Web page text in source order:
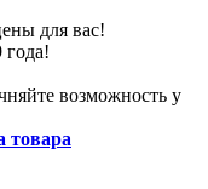
для вас!
года!
возможность у
товара